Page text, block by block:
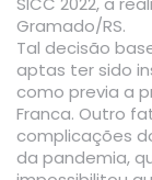
Gramado/RS.
Tal decisão
aptas ter sido
como previa a
Franca. Outro
complicações
da pandemia,